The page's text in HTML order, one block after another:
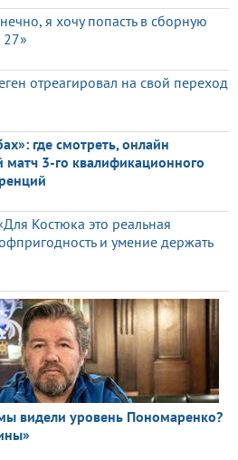
я хочу попасть в сборную
27»
отреагировал на свой переход
где смотреть, онлайн
матч 3-го квалификационного
Костюка это реальная
и умение держать
видели уровень Пономаренко?